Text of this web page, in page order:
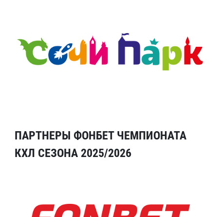
ПАРТНЕРЫ ФОНБЕТ ЧЕМПИОНАТА
КХЛ СЕЗОНА 2025/2026